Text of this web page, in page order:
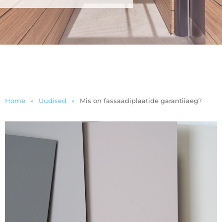
Home » Uudised » Mis on fassaadiplaatide garantiiaeg?